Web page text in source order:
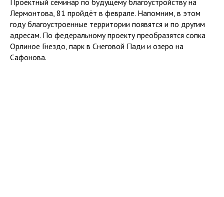
Проектный семинар по будущему благоустройству на
Лермонтова, 81 пройдёт в феврале. Напомним, в этом
году благоустроенные территории появятся и по другим
адресам. По федеральному проекту преобразятся сопка
Орлиное Гнездо, парк в Снеговой Пади и озеро на
Сафонова.